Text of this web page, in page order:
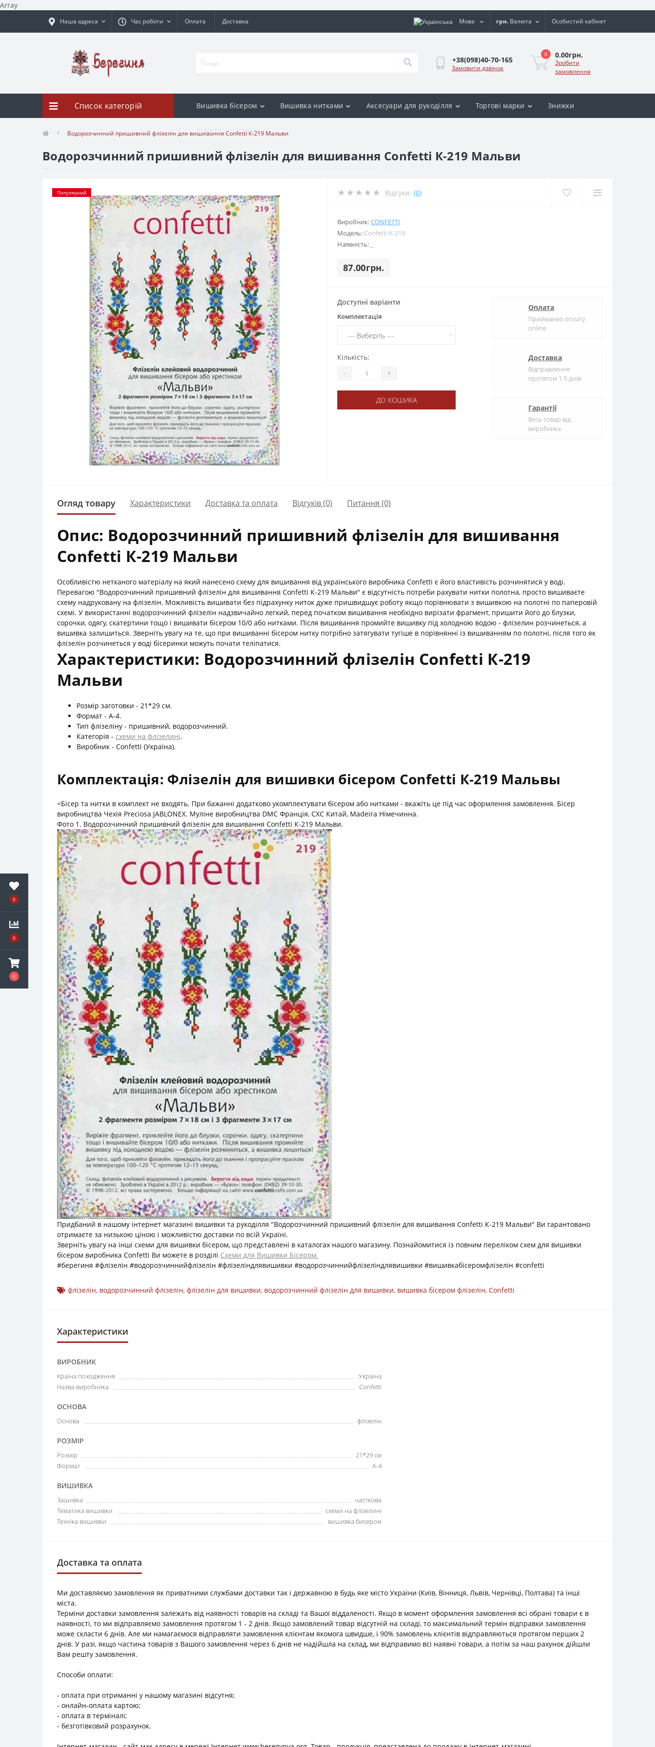
Array
0
0
0
Наша адреса Час роботи Оплата Доставка Мова грн. Валюта Особистий кабінет
+38(098)40-70-165
Замовити дзвінок
0 0.00грн.
Зробити
замовлення
Список категорій Вишивка бісером Вишивка нитками Аксесуари для рукоділля Торгові марки Знижки
Блог
Водорозчинний пришивний флізелін для вишивання Confetti К-219 Мальви
Водорозчинний пришивний флізелін для вишивання Confetti К-219 Мальви
Популярний Відгуки: (0)
Виробник:CONFETTI
Модель: Confetti K-219
Наявність:
87.00грн.
Доступні варіанти
Комплектація
Кількість:
- +
ДО КОШИКА
Оплата
Приймаємо оплату
online
Доставка
Відправлення
протягом 1-5 днів
Гарантії
Весь товар від
виробника
Огляд товару Характеристики Доставка та оплата Відгуків (0) Питання (0)
Опис: Водорозчинний пришивний флізелін для вишивання
Confetti К-219 Мальви
Особливістю нетканого матеріалу на який нанесено схему для вишивання від українського виробника Confetti є його властивість розчинятися у воді.
Перевагою "Водорозчинний пришивний флізелін для вишивання Confetti К-219 Мальви" є відсутність потреби рахувати нитки полотна, просто вишиваєте
схему надруковану на флізелін. Можливість вишивати без підрахунку ниток дуже пришвидшує роботу якщо порівнювати з вишивкою на полотні по паперовій
схемі. У використанні водорозчинний флізелін надзвичайно легкий, перед початком вишивання необхідно вирізати фрагмент, пришити його до блузки,
сорочки, одягу, скатертини тощо і вишивати бісером 10/0 або нитками. Після вишивання промийте вишивку під холодною водою - флізелин розчинеться, а
вишивка залишиться. Зверніть увагу на те, що при вишиванні бісером нитку потрібно затягувати тугіше в порівнянні із вишиванням по полотні, після того як
флізелін розчинеться у воді бісеринки можуть почати теліпатися.
Характеристики: Водорозчинний флізелін Confetti К-219
Мальви
Розмір заготовки - 21*29 см.
Формат - А-4.
Тип флізеліну - пришивний, водорозчинний.
Категорія - схеми на флізелині.
Виробник - Confetti (Україна).
Комплектація: Флізелін для вишивки бісером Confetti К-219 Мальвы
<Бісер та нитки в комплект не входять. При бажанні додатково укомплектувати бісером або нитками - вкажіть це під час оформлення замовлення. Бісер
виробництва Чехія Preciosa JABLONEX. Муліне виробництва DMC Франція, СХС Китай, Madeira Німечинна.
Фото 1. Водорозчинний пришивний флізелін для вишивання Confetti К-219 Мальви.
Придбаний в нашому інтернет магазині вишивки та рукоділля "Водорозчинний пришивний флізелін для вишивання Confetti К-219 Мальви" Ви гарантовано
отримаєте за низькою ціною і можливістю доставки по всій Україні.
Зверніть увагу на інші схеми для вишивки бісером, що представлені в каталогах нашого магазину. Познайомитися із повним переліком схем для вишивки
бісером виробника Confetti Ви можете в розділі Схеми для Вишивки Бісером.
#берегиня #флізелін #водорозчиннийфлізелін #флізеліндлявишивки #водорозчиннийфлізеліндлявишивки #вишивкабісеромфлізелін #confetti
флізелін, водорозчинний флізелін, флізелін для вишивки, водорозчинний флізелін для вишивки, вишивка бісером флізелін, Confetti
Характеристики
ВИРОБНИК
Країна походження
Україна
Назва виробника
Confetti
ОСНОВА
Основа флізелін
РОЗМІР
Розмір
21*29 см
Формат
А-4
ВИШИВКА
Зашивка
часткова
Тематика вишивки
схеми на флізелині
Техніка вишивки
вишивка бисером
Доставка та оплата
Ми доставляємо замовлення як приватними службами доставки так і державною в будь яке місто України (Київ, Вінниця, Львів, Чернівці, Полтава) та інші
міста.
Терміни доставки замовлення залежать від наявності товарів на складі та Вашої віддаленості. Якщо в момент оформлення замовлення всі обрані товари є в
наявності, то ми відправляємо замовлення протягом 1 - 2 днів. Якщо замовлений товар відсутній на складі, то максимальний термін відправки замовлення
може скласти 6 днів. Але ми намагаємося відправляти замовлення клієнтам якомога швидше, і 90% замовлень клієнтів відправляються протягом перших 2
днів. У разі, якщо частина товарів з Вашого замовлення через 6 днів не надійшла на склад, ми відправимо всі наявні товари, а потім за наш рахунок дійшли
Вам решту замовлення.
Способи оплати:
- оплата при отриманні у нашому магазині відсутня;
- онлайн-оплата картою;
- оплата в терміналі;
- безготівковий розрахунок.